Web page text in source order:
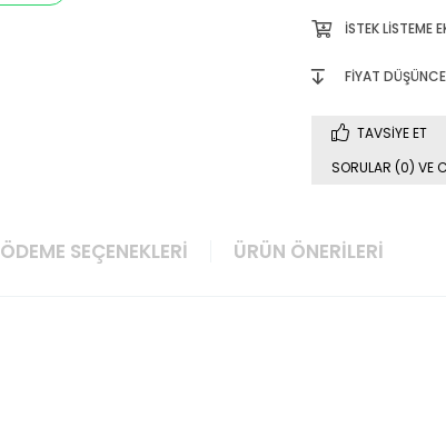
İSTEK LISTEME
FIYAT
TAVSIYE ET
SORULAR (0) VE
ÖDEME SEÇENEKLERI ÜRÜN ÖNERILERI